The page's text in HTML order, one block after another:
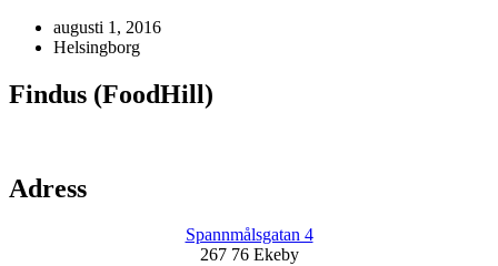
augusti 1, 2016
Helsingborg
Findus (FoodHill)
Adress
Spannmålsgatan 4
267 76 Ekeby